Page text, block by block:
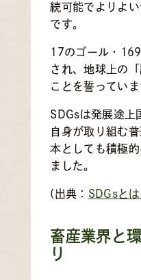
続可能でよりよ
です。
17のゴール・
され、地球上の
ことを誓っていま
SDGsは発展途上
自身が取り組む
本としても積極
ました。
(出典： SDGsとは
畜産業界と
り